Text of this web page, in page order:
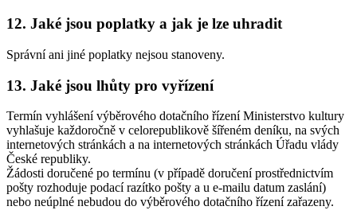
12. Jaké jsou poplatky a jak je lze uhradit
Správní ani jiné poplatky nejsou stanoveny.
13. Jaké jsou lhůty pro vyřízení
Termín vyhlášení výběrového dotačního řízení Ministerstvo kultury
vyhlašuje každoročně v celorepublikově šířeném deníku, na svých
internetových stránkách a na internetových stránkách Úřadu vlády
České republiky.
Žádosti doručené po termínu (v případě doručení prostřednictvím
pošty rozhoduje podací razítko pošty a u e-mailu datum zaslání)
nebo neúplné nebudou do výběrového dotačního řízení zařazeny.